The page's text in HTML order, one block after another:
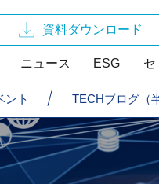
ニュース ESG セ
資料ダウンロード
ント TECHブログ（